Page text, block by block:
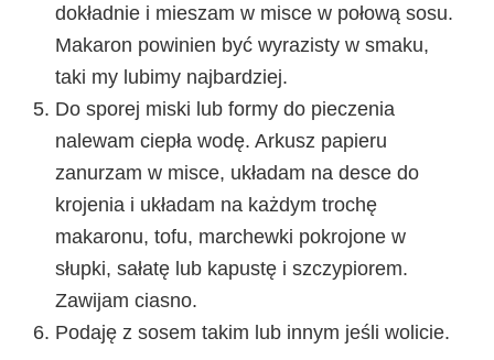
dokładnie i mieszam w misce w połową sosu.
Makaron powinien być wyrazisty w smaku,
taki my lubimy najbardziej.
Do sporej miski lub formy do pieczenia
nalewam ciepła wodę. Arkusz papieru
zanurzam w misce, układam na desce do
krojenia i układam na każdym trochę
makaronu, tofu, marchewki pokrojone w
słupki, sałatę lub kapustę i szczypiorem.
Zawijam ciasno.
Podaję z sosem takim lub innym jeśli wolicie.